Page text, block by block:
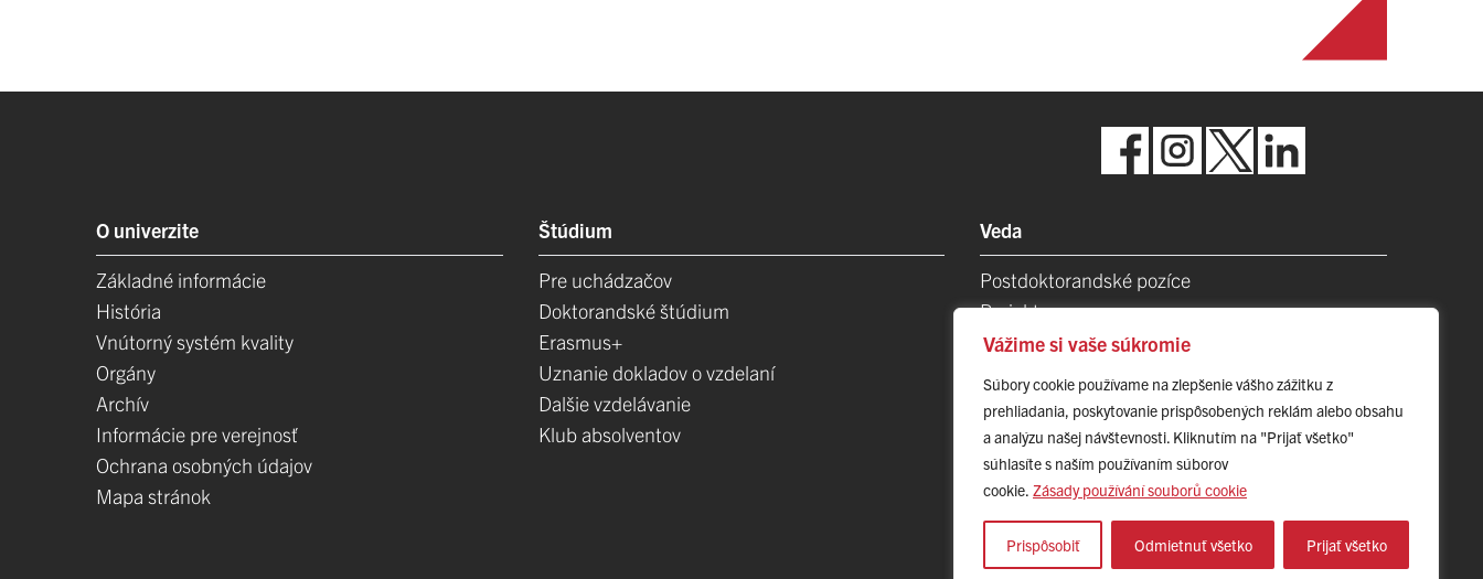
Vážime si vaše súkromie
Súbory cookie používame na zlepšenie vášho zážitku z
prehliadania, poskytovanie prispôsobených reklám alebo obsahu
a analýzu našej návštevnosti. Kliknutím na "Prijať všetko"
súhlasíte s naším používaním súborov
cookie. Zásady používání souborů cookie
Prispôsobiť Odmietnuť všetko Prijať všetko
O univerzite
Základné informácie
História
Vnútorný systém kvality
Orgány
Archív
Informácie pre verejnosť
Ochrana osobných údajov
Mapa stránok
Štúdium
Pre uchádzačov
Doktorandské štúdium
Erasmus+
Uznanie dokladov o vzdelaní
Dalšie vzdelávanie
Klub absolventov
Veda
Postdoktorandské pozíce
Projekty
Špičkové tímy
Vedecké parky
Evidencia publikačnej činnosti
Habilitačné a vymenúvacie konania